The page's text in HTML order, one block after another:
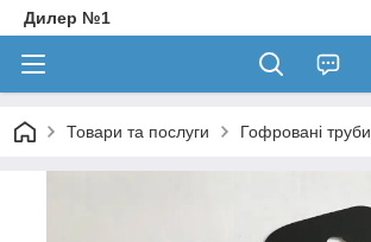
Дилер №1
Товари та послуги Гофровані труби